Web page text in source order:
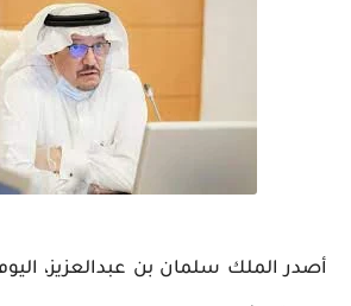
أصدر الملك سلمان بن عبدالعزيز، اليوم